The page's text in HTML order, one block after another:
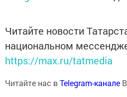
Читайте новости
национальном
https://max.ru/tatmedia
Читайте нас вTelegram-канале